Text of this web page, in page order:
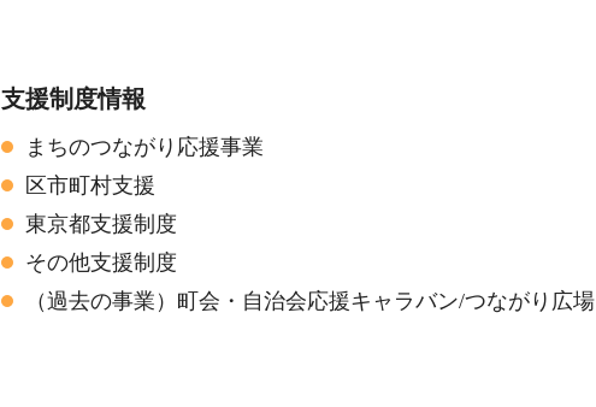
支援制度情報
まちのつながり応援事業
区市町村支援
東京都支援制度
その他支援制度
（過去の事業）町会・自治会応援キャラバン/つながり広場